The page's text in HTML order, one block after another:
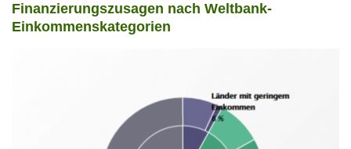
Finanzierungszusagen nach Weltbank-
Einkommenskategorien